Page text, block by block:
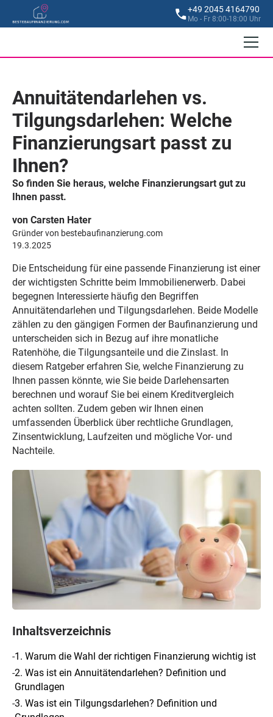
+49 2045 4164790
Mo - Fr 8:00-18:00 Uhr
Annuitätendarlehen vs.
Tilgungsdarlehen: Welche
Finanzierungsart passt zu
Ihnen?
So finden Sie heraus, welche Finanzierungsart gut zu
Ihnen passt.
von Carsten Hater
Gründer von bestebaufinanzierung.com
19.3.2025
Die Entscheidung für eine passende Finanzierung ist einer
der wichtigsten Schritte beim Immobilienerwerb. Dabei
begegnen Interessierte häufig den Begriffen
Annuitätendarlehen und Tilgungsdarlehen. Beide Modelle
zählen zu den gängigen Formen der Baufinanzierung und
unterscheiden sich in Bezug auf ihre monatliche
Ratenhöhe, die Tilgungsanteile und die Zinslast. In
diesem Ratgeber erfahren Sie, welche Finanzierung zu
Ihnen passen könnte, wie Sie beide Darlehensarten
berechnen und worauf Sie bei einem Kreditvergleich
achten sollten. Zudem geben wir Ihnen einen
umfassenden Überblick über rechtliche Grundlagen,
Zinsentwicklung, Laufzeiten und mögliche Vor- und
Nachteile.
Inhaltsverzeichnis
-1. Warum die Wahl der richtigen Finanzierung wichtig ist
-2. Was ist ein Annuitätendarlehen? Definition und
Grundlagen
-3. Was ist ein Tilgungsdarlehen? Definition und